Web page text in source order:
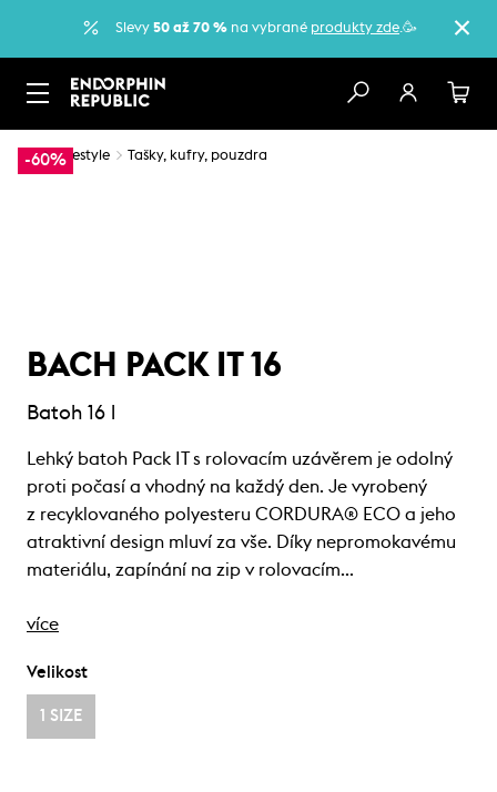
Slevy 50 až 70 % na vybrané produkty zde.🥳
-60%
… Lifestyle Tašky, kufry, pouzdra
BACH PACK IT 16
Batoh 16 l
Lehký batoh Pack IT s rolovacím uzávěrem je odolný
proti počasí a vhodný na každý den. Je vyrobený
z recyklovaného polyesteru CORDURA® ECO a jeho
atraktivní design mluví za vše. Díky nepromokavému
materiálu, zapínání na zip v rolovacím…
více
Velikost
1 SIZE